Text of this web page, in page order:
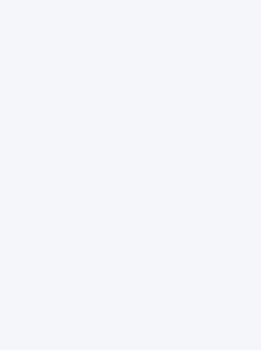
Berkelland, opent in
van Gemeente Berkelland,
van Gemeente